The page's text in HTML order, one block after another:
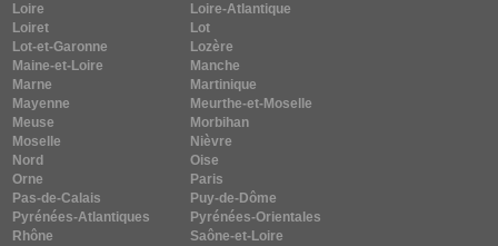
Loire
Loire-Atlantique
Loiret
Lot
Lot-et-Garonne
Lozère
Maine-et-Loire
Manche
Marne
Martinique
Mayenne
Meurthe-et-Moselle
Meuse
Morbihan
Moselle
Nièvre
Nord
Oise
Orne
Paris
Pas-de-Calais
Puy-de-Dôme
Pyrénées-Atlantiques
Pyrénées-Orientales
Rhône
Saône-et-Loire